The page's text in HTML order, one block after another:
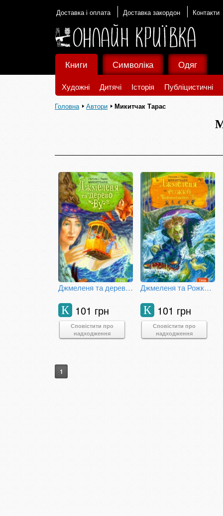
Доставка і оплата Доставка закордон Контакти
Книги
Художні Дитячі Історія Публіцистичні
Символіка Одяг
Головна Автори Микитчак Тарас
Джмеленя та дерево Ву. Книга 4
101 грн
К
Сповістити про
надходження
Джмеленя та Рожко з Чивчинського лісу
101 грн
К
Сповістити про
надходження
1